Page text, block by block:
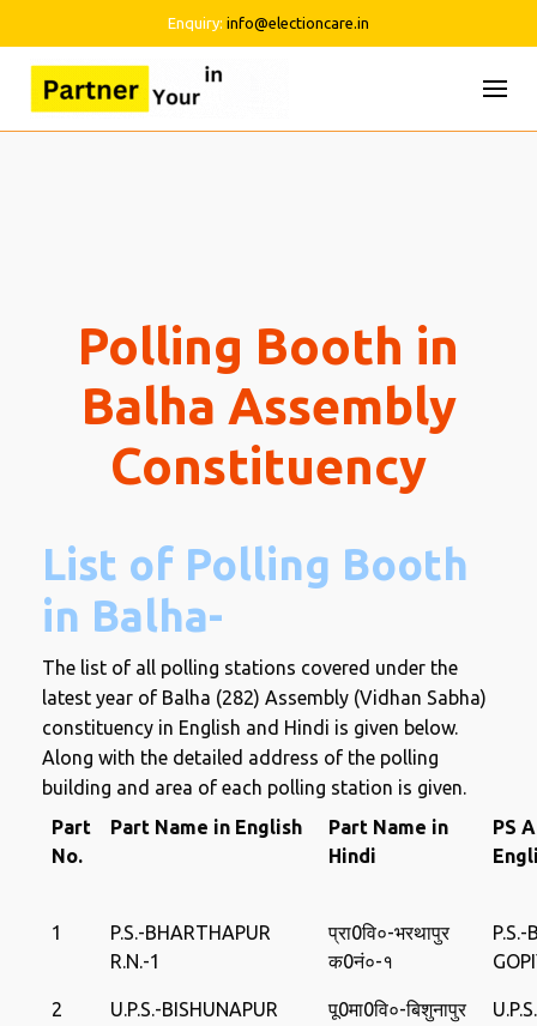
Enquiry: info@electioncare.in
Skip
content
Polling Booth in
Balha Assembly
Constituency
List of Polling Booth
in Balha-
The list of all polling stations covered under the
latest year of Balha (282) Assembly (Vidhan Sabha)
constituency in English and Hindi is given below.
Along with the detailed address of the polling
building and area of ​​each polling station is given.
Part
No.
Part Name in English
Part Name in
Hindi
PS
1
P.S.-BHARTHAPUR
R.N.-1
प्रा0वि०-भरथापुर
क0नं०-१
2
U.P.S.-BISHUNAPUR
पू0मा0वि०-बिशुनापुर